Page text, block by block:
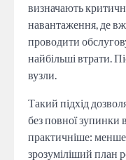
визначають
навантаження, де
проводити
найбільші втрати.
вузли.
Такий підхід
без повної зупинки
практичніше: менше
зрозуміліший план